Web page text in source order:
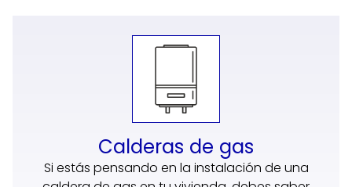
Calderas de gas
Si estás pensando en la instalación de una